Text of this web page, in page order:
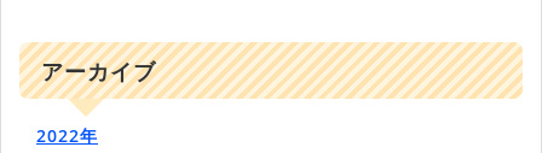
アーカイブ
2022年